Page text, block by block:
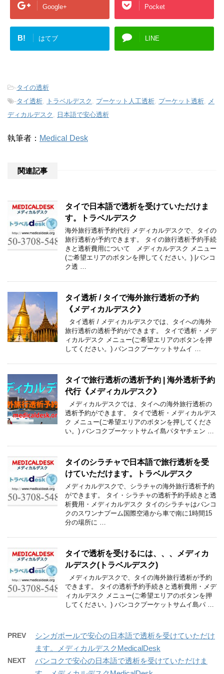
Google+ Pocket
B! はてブ LINE
-タイの透析
-タイ透析 トラベルデスク プーケット人工透析 プーケット透析
メ
ディカルデスク
日本語で安心透析
執筆者： Medical Desk
関連記事
タイで日本語で透析を受けていただけま
す。トラベルデスク
海外旅行透析予約代行 メディカルデスクで、タイの
旅行透析が予約できます。 タイの旅行透析予約手続
きと透析費用について メディカルデスク メニュー
(ご希望エリアのボタンを押してください。) |バンコ
ク透 …
タイ透析 / タイで海外旅行透析の予約
《メディカルデスク》
タイ透析 / メディカルデスクでは、タイへの海外
旅行透析の透析予約ができます。 タイで透析・メデ
ィカルデスク メニュー(ご希望エリアのボタンを押
してください。) バンコクプーケットサムイ …
タイで旅行透析の透析予約 | 海外透析予約
代行《メディカルデスク》
メディカルデスクでは、タイへの海外旅行透析の
透析予約ができます。 タイで透析・メディカルデス
ク メニュー(ご希望エリアのボタンを押してくださ
い。) バンコクプーケットサムイ島パタヤチェン …
タイのシラチャで日本語で旅行透析を受
けていただけます。トラベルデスク
メディカルデスクで、シラチャの海外旅行透析予約
ができます。 タイ・シラチャの透析予約手続きと透
析費用・メディカルデスク タイのシラチャはバンコ
クのスワンナプーム国際空港から車で南に1時間15
分の場所に …
タイで透析を受けるには、、、メディカ
ルデスク(トラベルデスク)
メディカルデスクで、タイの海外旅行透析が予約
できます。 タイの透析予約手続きと透析費用・メデ
ィカルデスク メニュー(ご希望エリアのボタンを押
してください。) バンコクプーケットサムイ島パ …
PREV
シンガポールで安心の日本語で透析を受けていただけ
ます。メディカルデスクMedicalDesk
NEXT
バンコクで安心の日本語で透析を受けていただけま